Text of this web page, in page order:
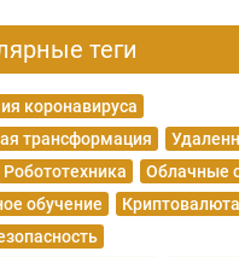
теги
коронавируса
трансформация
Робототехника
Облачные
обучение
Криптовалюта